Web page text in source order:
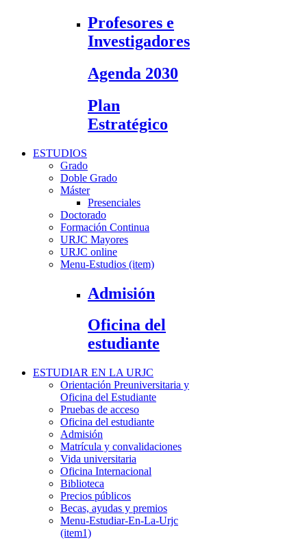
Profesores e
Investigadores
Agenda 2030
Plan
Estratégico
ESTUDIOS
Grado
Doble Grado
Máster
Presenciales
Doctorado
Formación Continua
URJC Mayores
URJC online
Menu-Estudios (item)
Admisión
Oficina del
estudiante
ESTUDIAR EN LA URJC
Orientación Preuniversitaria y
Oficina del Estudiante
Pruebas de acceso
Oficina del estudiante
Admisión
Matrícula y convalidaciones
Vida universitaria
Oficina Internacional
Biblioteca
Precios públicos
Becas, ayudas y premios
Menu-Estudiar-En-La-Urjc
(item1)